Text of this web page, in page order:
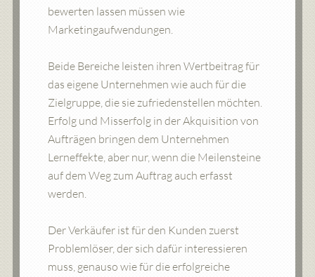
bewerten lassen müssen wie
Marketingaufwendungen.
Beide Bereiche leisten ihren Wertbeitrag für
das eigene Unternehmen wie auch für die
Zielgruppe, die sie zufriedenstellen möchten.
Erfolg und Misserfolg in der Akquisition von
Aufträgen bringen dem Unternehmen
Lerneffekte, aber nur, wenn die Meilensteine
auf dem Weg zum Auftrag auch erfasst
werden.
Der Verkäufer ist für den Kunden zuerst
Problemlöser, der sich dafür interessieren
muss, genauso wie für die erfolgreiche